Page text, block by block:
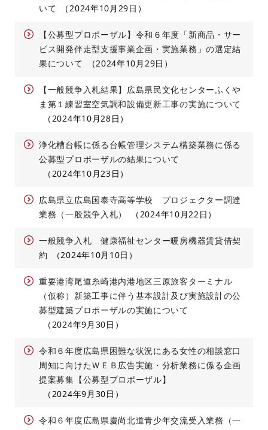
いて
2024年10月29日
【公募型プロポーザル】令和６年度「新商品・サー
ビス開発伴走型支援事業企画・実施業務」の選定結
果について
2024年10月29日
【一般競争入札結果】広島県民文化センターふくや
ま第１練習室空気調和設備更新工事の実施について
2024年10月28日
浄化槽台帳に係る台帳管理システム構築業務に係る
公募型プロポーザルの結果について
2024年10月23日
広島県立広島国泰寺高等学校 プロジェクター調達
業務（一般競争入札）
2024年10月22日
一般競争入札 健康福祉センター暖房機器賃貸借契
約
2024年10月10日
重要港湾尾道糸崎港内港地区三原旅客ターミナル
（仮称）新築工事に伴う基本設計及び実施設計の公
募型建築プロポーザルの実施について
2024年9月30日
令和６年度広島県困難な状況にある女性の相談窓口
周知に向けたＷＥＢ広告実施・分析業務に係る企画
提案募集【公募型プロポーザル】
2024年9月30日
令和６年度広島県慶尚北道青少年交流受入業務（一